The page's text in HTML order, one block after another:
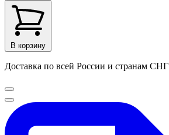
В корзину
Доставка по всей России и странам СНГ